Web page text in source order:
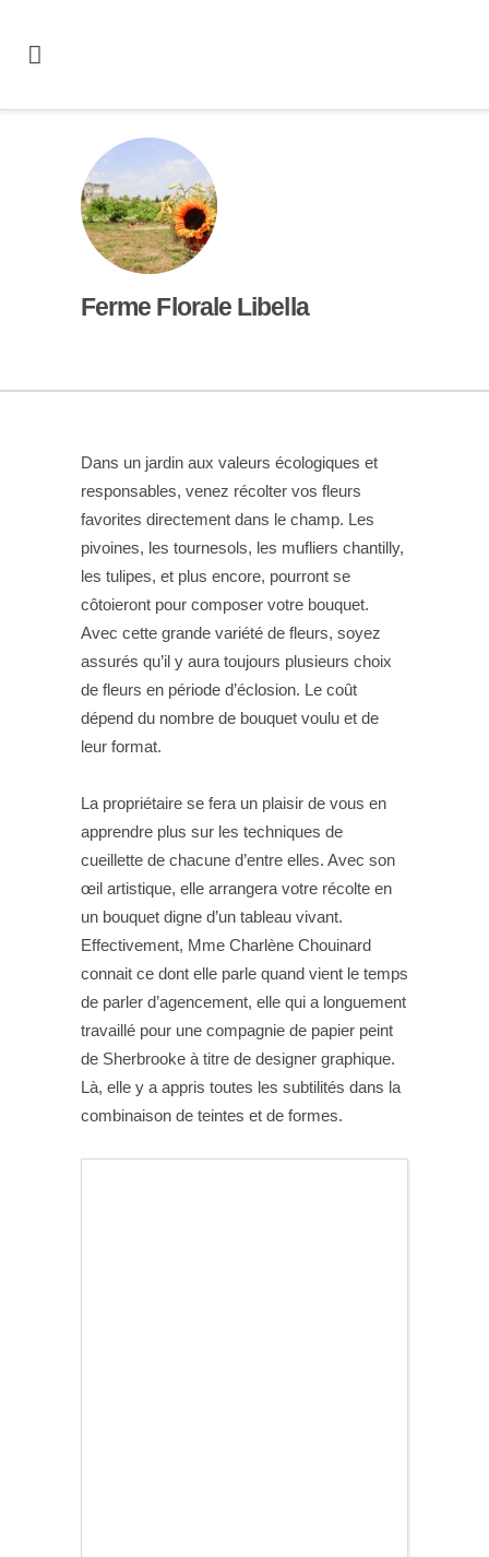
Ferme Florale Libella
Dans un jardin aux valeurs écologiques et
responsables, venez récolter vos fleurs
favorites directement dans le champ. Les
pivoines, les tournesols, les mufliers chantilly,
les tulipes, et plus encore, pourront se
côtoieront pour composer votre bouquet.
Avec cette grande variété de fleurs, soyez
assurés qu’il y aura toujours plusieurs choix
de fleurs en période d’éclosion. Le coût
dépend du nombre de bouquet voulu et de
leur format.
La propriétaire se fera un plaisir de vous en
apprendre plus sur les techniques de
cueillette de chacune d’entre elles. Avec son
œil artistique, elle arrangera votre récolte en
un bouquet digne d’un tableau vivant.
Effectivement, Mme Charlène Chouinard
connait ce dont elle parle quand vient le temps
de parler d’agencement, elle qui a longuement
travaillé pour une compagnie de papier peint
de Sherbrooke à titre de designer graphique.
Là, elle y a appris toutes les subtilités dans la
combinaison de teintes et de formes.